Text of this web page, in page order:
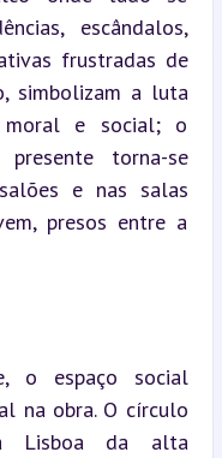
escândalos,
frustradas de
simbolizam a luta
moral e social; o
torna-se
e nas salas
presos entre a
o espaço social
na obra. O círculo
Lisboa da alta